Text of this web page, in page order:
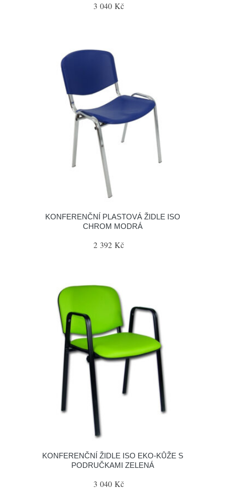
3 040 Kč
KONFERENČNÍ PLASTOVÁ ŽIDLE ISO
CHROM MODRÁ
2 392 Kč
KONFERENČNÍ ŽIDLE ISO EKO-KŮŽE S
PODRUČKAMI ZELENÁ
3 040 Kč